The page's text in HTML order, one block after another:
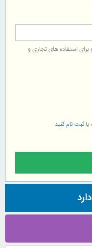
استفاده های تجاری و
یاثبت نام کنید.